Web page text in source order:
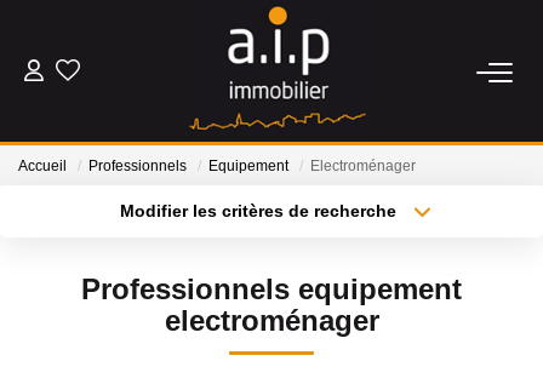
ACHETER
BIENS VENDUS
Accueil Professionnels Equipement Electroménager
Modifier les critères de recherche
Type de bien
Surface min
Professionnels equipement
electroménager